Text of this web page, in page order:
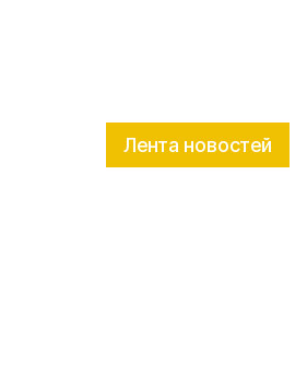
Лента новостей